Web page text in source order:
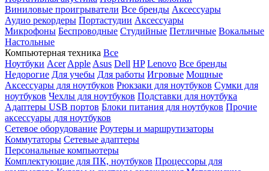
Виниловые проигрыватели Все бренды Аксессуары
Аудио рекордеры Портастудии Аксессуары
Микрофоны Беспроводные Студийные Петличные Вокальные
Настольные
Компьютерная техника Все
Ноутбуки Acer Apple Asus Dell HP Lenovo Все бренды
Недорогие Для учебы Для работы Игровые Мощные
Аксессуары для ноутбуков Рюкзаки для ноутбуков Сумки для
ноутбуков Чехлы для ноутбуков Подставки для ноутбука
Адаптеры USB портов Блоки питания для ноутбуков Прочие
аксессуары для ноутбуков
Сетевое оборудование Роутеры и маршрутизаторы
Коммутаторы Сетевые адаптеры
Персональные компьютеры
Комплектующие для ПК, ноутбуков Процессоры для